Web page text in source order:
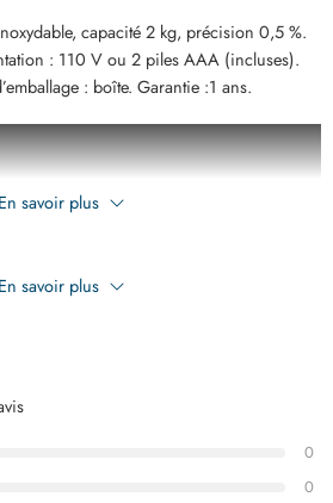
capacité 2 kg, précision 0,5 %.
: 110 V ou 2 piles AAA (incluses).
: boîte. Garantie :1 ans.
En savoir plus
En savoir plus
0
0